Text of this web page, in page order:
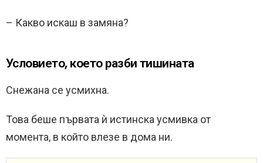
– Какво искаш в замяна?
Условието, което разби тишината
Снежана се усмихна.
Това беше първата ѝ истинска усмивка от
момента, в който влезе в дома ни.